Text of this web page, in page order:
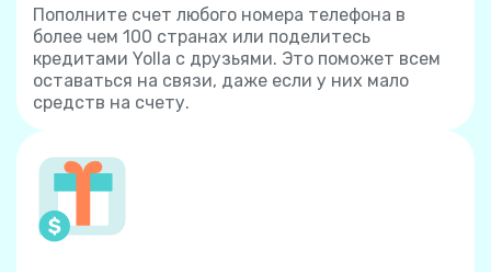
Пополните счет любого номера телефона в
более чем 100 странах или поделитесь
кредитами Yolla с друзьями. Это поможет всем
оставаться на связи, даже если у них мало
средств на счету.